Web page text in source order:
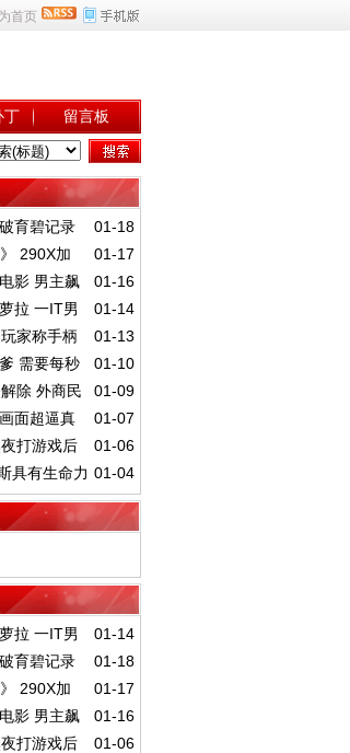
首页
丁 留言板
01-18
育碧记录
01-17
290X加
01-16
影 男主飙
01-14
拉 一IT男
01-13
家称手柄
01-10
需要每秒
01-09
除 外商民
01-07
面超逼真
01-06
打游戏后
01-04
具有生命力
01-14
拉 一IT男
01-18
育碧记录
01-17
290X加
01-16
影 男主飙
01-06
打游戏后